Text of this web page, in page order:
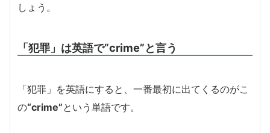
しょう。
「犯罪」は英語で”crime”と言う
「犯罪」を英語にすると、一番最初に出てくるのがこ
の“crime”という単語です。